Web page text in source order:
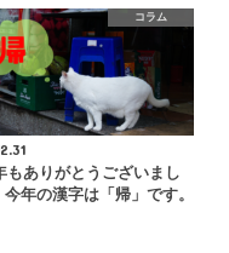
コラム
もありがとうございまし
年の漢字は「帰」です。